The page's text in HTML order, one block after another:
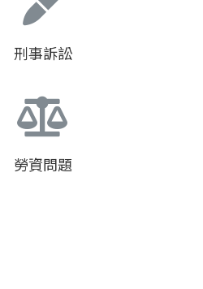
刑事訴訟
勞資問題